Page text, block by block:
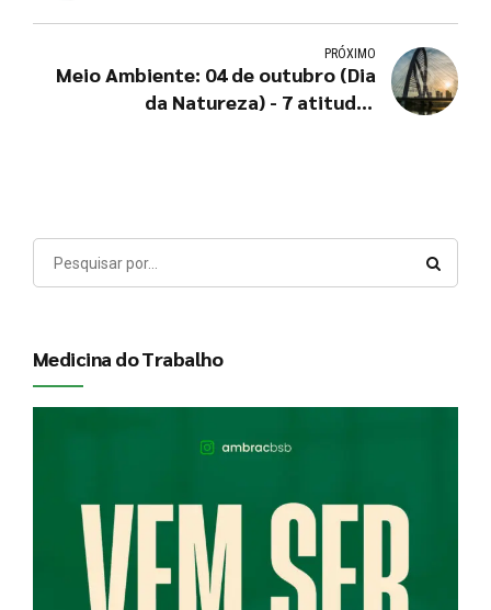
PRÓXIMO
Meio Ambiente: 04 de outubro (Dia
da Natureza) - 7 atitudes
Medicina do Trabalho